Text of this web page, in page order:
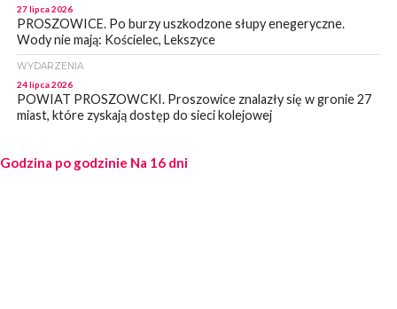
27 lipca 2026
PROSZOWICE. Po burzy uszkodzone słupy enegeryczne.
Wody nie mają: Kościelec, Lekszyce
WYDARZENIA
24 lipca 2026
POWIAT PROSZOWCKI. Proszowice znalazły się w gronie 27
miast, które zyskają dostęp do sieci kolejowej
23 lipca 2026
POWIAT PROSZOWICE. Obchody Święta Policji w
Godzina po godzinie Na 16 dni